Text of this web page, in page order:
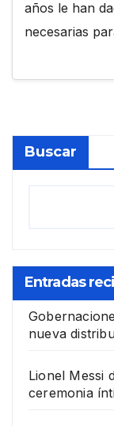
años le han
necesarias
Buscar
Entradas
nueva
Lionel Messi
ceremonia